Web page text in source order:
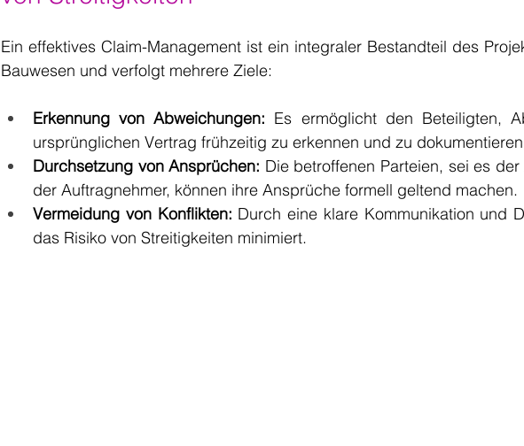
Ein effektives Claim-Management ist ein integraler Bestandteil des
Bauwesen und verfolgt mehrere Ziele:
Erkennung von Abweichungen: Es ermöglicht den Beteiligten,
ursprünglichen Vertrag frühzeitig zu erkennen und zu
Durchsetzung von Ansprüchen: Die betroffenen Parteien, sei es
der Auftragnehmer, können ihre Ansprüche formell geltend machen.
Vermeidung von Konflikten: Durch eine klare Kommunikation und
das Risiko von Streitigkeiten minimiert.